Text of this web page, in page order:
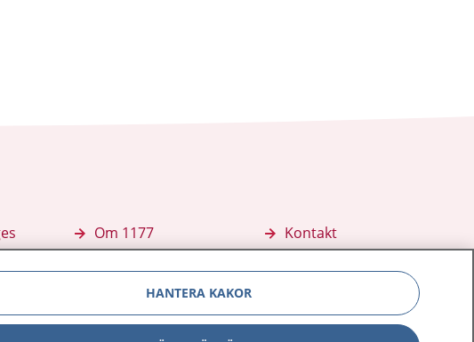
Om 1177
E-tjänster
Kontakt
Press
Digital tillgänglighet
HANTERA KAKOR